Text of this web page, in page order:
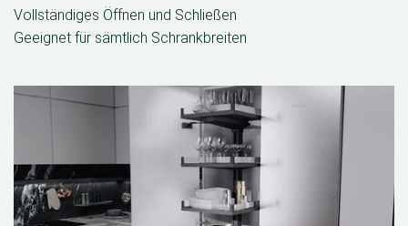
Vollständiges Öffnen und Schließen
Geeignet für sämtlich Schrankbreiten